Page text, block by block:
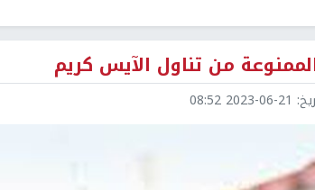
من تناول الآيس كريم
2023-06-21 08:52